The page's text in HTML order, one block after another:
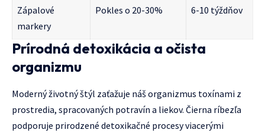
Zápalové
markery
Pokles o 20-30% 6-10 týždňov
Prírodná detoxikácia a očista
organizmu
Moderný životný štýl zaťažuje náš organizmus toxínami z
prostredia, spracovaných potravín a liekov. Čierna ríbezľa
podporuje prirodzené detoxikačné procesy viacerými